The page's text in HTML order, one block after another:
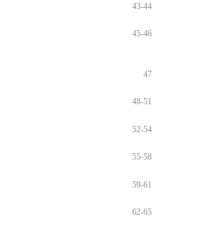
43-44
45-46
47
48-51
52-54
55-58
59-61
62-65